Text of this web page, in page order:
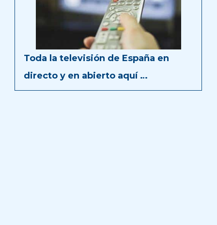
Toda la televisión de España en
directo y en abierto aquí …